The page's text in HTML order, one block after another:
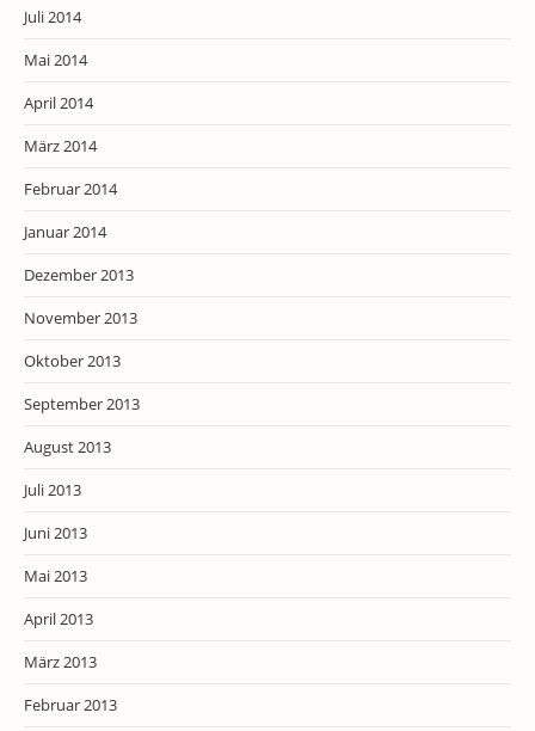
Juli 2014
Mai 2014
April 2014
März 2014
Februar 2014
Januar 2014
Dezember 2013
November 2013
Oktober 2013
September 2013
August 2013
Juli 2013
Juni 2013
Mai 2013
April 2013
März 2013
Februar 2013